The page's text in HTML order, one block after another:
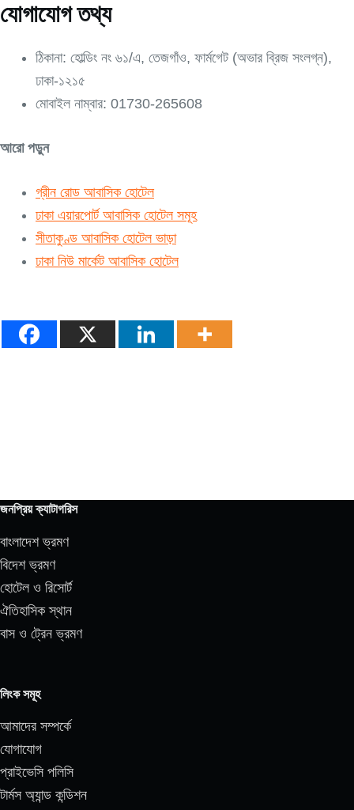
যোগাযোগ তথ্য
ঠিকানা: হোল্ডিং নং ৬১/এ, তেজগাঁও, ফার্মগেট (অভার ব্রিজ সংলগ্ন),
ঢাকা-১২১৫
মোবাইল নাম্বার: 01730-265608
আরো পড়ুন
গ্রীন রোড আবাসিক হোটেল
ঢাকা এয়ারপোর্ট আবাসিক হোটেল সমূহ
সীতাকুণ্ড আবাসিক হোটেল ভাড়া
ঢাকা নিউ মার্কেট আবাসিক হোটেল
জনপ্রিয় ক্যাটাগরিস
বাংলাদেশ ভ্রমণ
বিদেশ ভ্রমণ
হোটেল ও রিসোর্ট
ঐতিহাসিক স্থান
বাস ও ট্রেন ভ্রমণ
লিংক সমূহ
আমাদের সম্পর্কে
যোগাযোগ
প্রাইভেসি পলিসি
টার্মস অ্যান্ড কন্ডিশন